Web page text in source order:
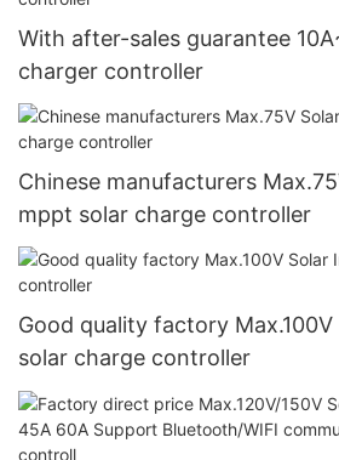
With after-sales guarantee
charger controller
Chinese manufacturers
mppt solar charge controller
Good quality factory
solar charge controller